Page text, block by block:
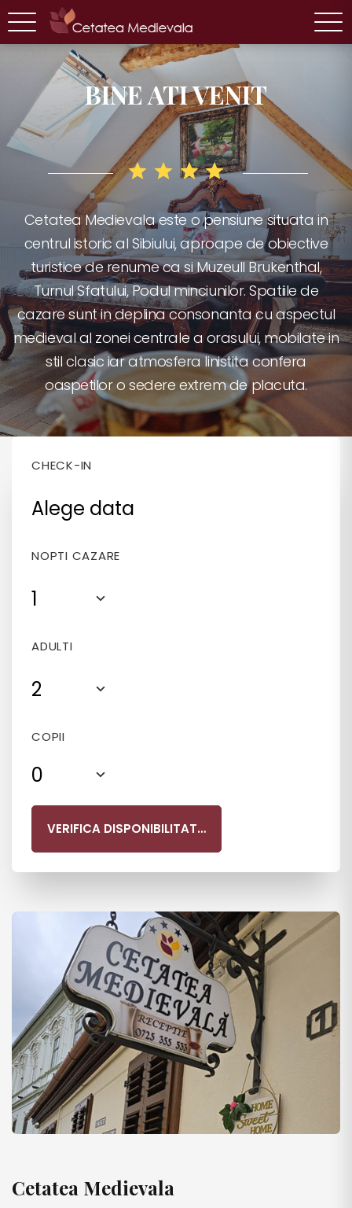
VERIFICA DISPONIBILITATEA
Camera dubla cu
spa
350 RON / NOAPTE
BINE ATI VENIT
Cetatea Medievala este o pensiune situata in
centrul istoric al Sibiului, aproape de obiective
turistice de renume ca si Muzeull Brukenthal,
Turnul Sfatului, Podul minciunilor. Spatiile de
cazare sunt in deplina consonanta cu aspectul
medieval al zonei centrale a orasului, mobilate in
stil clasic iar atmosfera linistita confera
oaspetilor o sedere extrem de placuta.
CHECK-IN
NOPTI CAZARE
1
ADULTI
2
COPII
0
VERIFICA DISPONIBILITATEA
Cetatea Medievala